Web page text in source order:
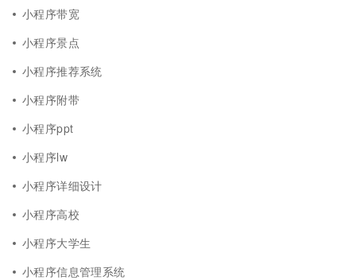
小程序带宽
小程序景点
小程序推荐系统
小程序附带
小程序ppt
小程序lw
小程序详细设计
小程序高校
小程序大学生
小程序信息管理系统